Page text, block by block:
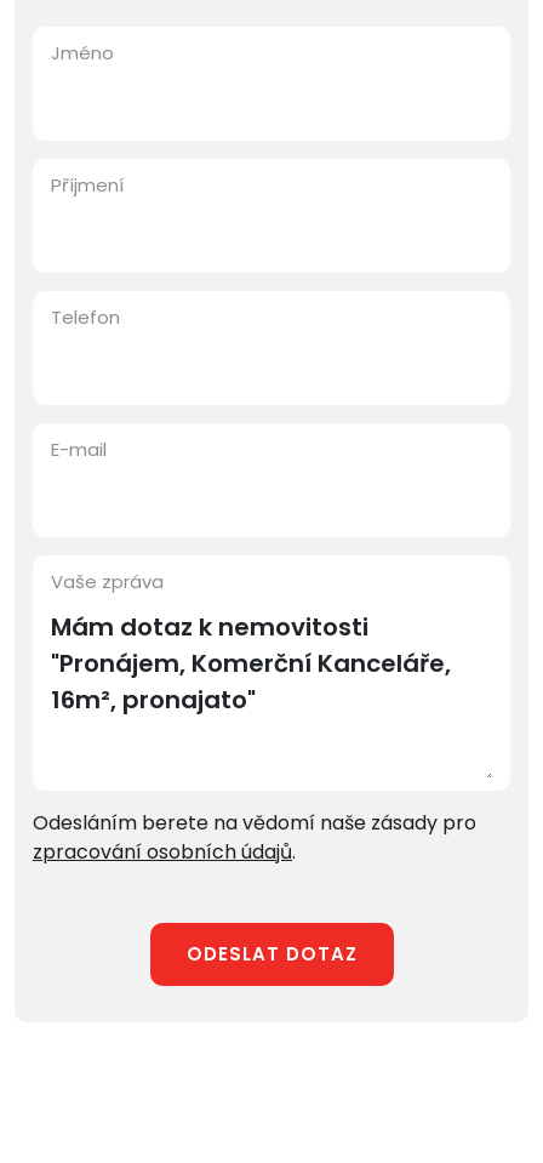
Jméno
Příjmení
Telefon
E-mail
Vaše zpráva
Odesláním berete na vědomí naše zásady pro
zpracování osobních údajů.
ODESLAT DOTAZ